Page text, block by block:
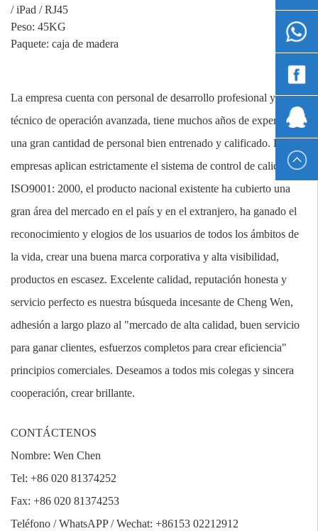
/ iPad / RJ45
Peso: 45KG
Paquete: caja de madera
La empresa cuenta con personal de desarrollo profesional y
técnico de operación avanzada, tiene muchos años de experiencia,
una gran cantidad de personal bien entrenado y calificado. Las
empresas aplican estrictamente el sistema de control de calidad
ISO9001: 2000, el producto nacional existente ha cubierto una
gran área del mercado en el país y en el extranjero, ha ganado el
reconocimiento y elogios de los usuarios de todos los ámbitos de
la vida, crear una buena marca corporativa y alta visibilidad,
productos en escasez. Excelente calidad, reputación honesta y
servicio perfecto es nuestra búsqueda incesante de Cheng Wen,
adhesión a largo plazo al "mercado de alta calidad, buen servicio
para ganar clientes, esfuerzos completos para crear eficiencia"
principios comerciales. Deseamos a todos mis colegas y sincera
cooperación, crear brillante.
CONTÁCTENOS
Nombre: Wen Chen
Tel: +86 020 81374252
Fax: +86 020 81374253
Teléfono / WhatsAPP / Wechat: +86153 02212912
Wen
Chen